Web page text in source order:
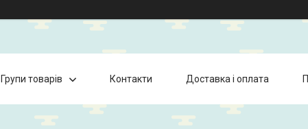
Групи товарів Контакти Доставка і оплата